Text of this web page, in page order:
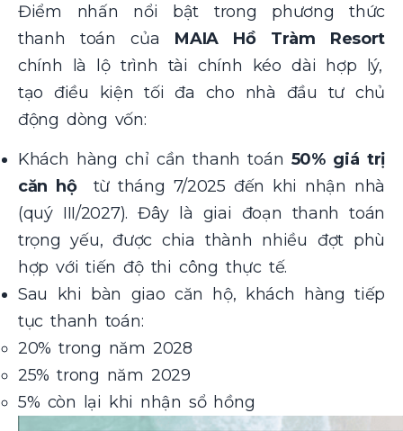
Điểm nhấn nổi bật trong phương thức
thanh toán của MAIA Hồ Tràm Resort
chính là lộ trình tài chính kéo dài hợp lý,
tạo điều kiện tối đa cho nhà đầu tư chủ
động dòng vốn:
Khách hàng chỉ cần thanh toán 50% giá trị
căn hộtừ tháng 7/2025 đến khi nhận nhà
(quý III/2027). Đây là giai đoạn thanh toán
trọng yếu, được chia thành nhiều đợt phù
hợp với tiến độ thi công thực tế.
Sau khi bàn giao căn hộ, khách hàng tiếp
tục thanh toán:
20% trong năm 2028
25% trong năm 2029
5% còn lại khi nhận sổ hồng